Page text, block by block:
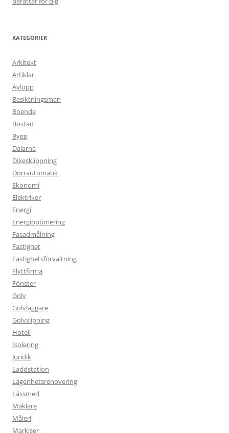
KATEGORIER
Arkitekt
Artiklar
Avlopp
Besiktningsman
Boende
Bostad
Bygg
Dalarna
Dikesklippning
Dörrautomatik
Ekonomi
Elektriker
Energi
Energioptimering
Fasadmålning
Fastighet
Fastighetsförvaltning
Flyttfirma
Fönster
Golv
Golvläggare
Golvslipning
Hotell
Isolering
Juridik
Laddstation
Lägenhetsrenovering
Låssmed
Mäklare
Måleri
Markiser